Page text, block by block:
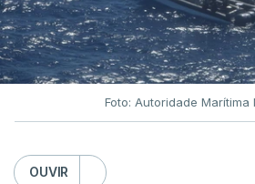
Foto: Autoridade Marítima
OUVIR